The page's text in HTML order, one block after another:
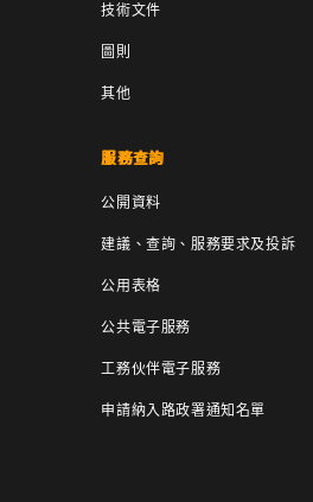
技術文件
圖則
其他
服務查詢
公開資料
建議、查詢、服務要求及投訴
公用表格
公共電子服務
工務伙伴電子服務
申請納入路政署通知名單